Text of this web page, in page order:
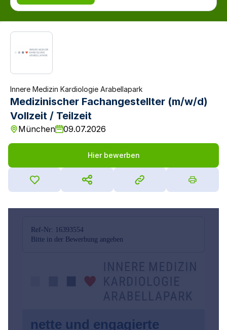
Innere Medizin Kardiologie Arabellapark
Medizinischer Fachangestellter (m/w/d)
Vollzeit / Teilzeit
München 09.07.2026
Hier bewerben